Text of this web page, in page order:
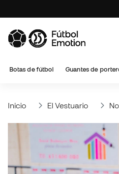
Botas de fútbol Guantes de
Inicio El Vestuario